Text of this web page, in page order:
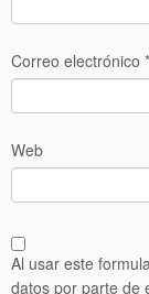
Correo electrónico *
Web
Al usar este
datos por parte de